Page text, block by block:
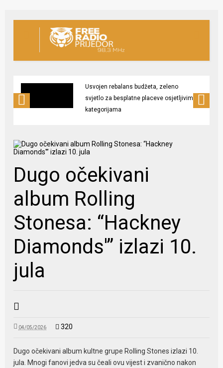
Usvojen rebalans budžeta, zeleno
svjetlo za besplatne placeve osjetljivim
kategorijama
Dugo očekivani
album Rolling
Stonesa: “Hackney
Diamonds'” izlazi 10.
jula
04/05/2026 320
Dugo očekivani album kultne grupe Rolling Stones izlazi 10.
jula. Mnogi fanovi jedva su čeali ovu vijest i zvanično nakon